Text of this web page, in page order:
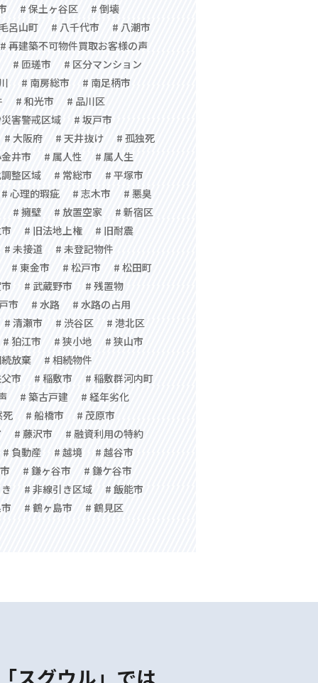
# 保土ヶ谷区
# 倒壊
呂山町
# 八千代市
# 八潮市
# 再建築不可物件買取お客様の声
# 匝瑳市
# 区分マンション
# 南房総市
# 南足柄市
# 和光市
# 品川区
害警戒区域
# 坂戸市
# 大阪府
# 天井抜け
# 孤独死
井市
# 属人性
# 属人生
整区域
# 常総市
# 平塚市
# 心理的瑕疵
# 志木市
# 悪臭
# 擁壁
# 放置空家
# 新宿区
# 旧法地上権
# 旧耐震
# 未接道
# 未登記物件
# 東金市
# 松戸市
# 松田町
# 武蔵野市
# 残置物
市
# 水路
# 水路の占用
# 清瀬市
# 渋谷区
# 港北区
# 狛江市
# 狭小地
# 狭山市
放棄
# 相続物件
市
# 稲敷市
# 稲敷群河内町
# 築古戸建
# 経年劣化
死
# 船橋市
# 茂原市
# 藤沢市
# 融資利用の特約
# 負動産
# 越境
# 越谷市
# 鎌ヶ谷市
# 鎌ケ谷市
# 非線引き区域
# 飯能市
# 鶴ヶ島市 # 鶴見区
スグウル」では